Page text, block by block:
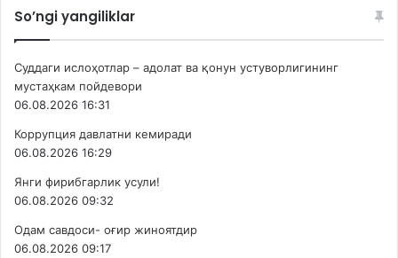
So’ngi yangiliklar
Суддаги ислоҳотлар – адолат ва қонун устуворлигининг
мустаҳкам пойдевори
06.08.2026 16:31
Коррупция давлатни кемиради
06.08.2026 16:29
Янги фирибгарлик усули!
06.08.2026 09:32
Одам савдоси- оғир жиноятдир
06.08.2026 09:17